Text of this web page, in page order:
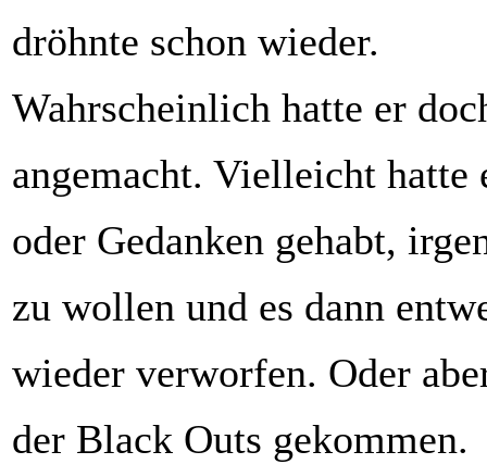
dröhnte schon wieder.
Wahrscheinlich hatte er
angemacht. Vielleicht
oder Gedanken gehabt,
zu wollen und es dann
wieder verworfen. Oder
der Black Outs gekommen.